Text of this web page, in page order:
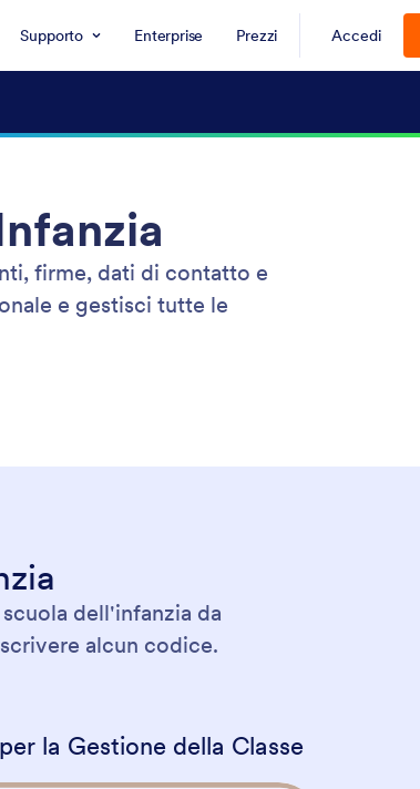
Supporto Enterprise Prezzi Accedi
firme, dati di contatto e
e gestisci tutte le
dell'infanzia da
alcun codice.
la Gestione della Classe